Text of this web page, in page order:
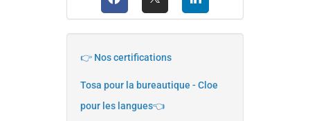
👉 Nos certifications
Tosa pour la bureautique - Cloe
pour les langues👈